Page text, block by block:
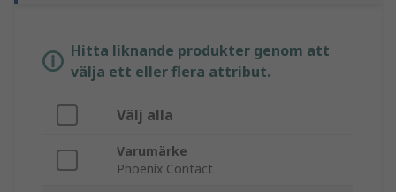
Hitta liknande produkter genom att
välja ett eller flera attribut.
Välj alla
Varumärke
Phoenix Contact